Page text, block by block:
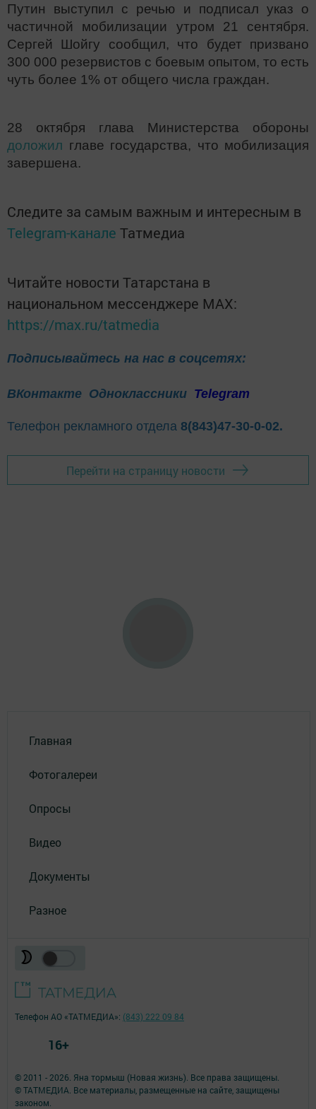
Путин выступил с речью и подписал указ о
частичной мобилизации утром 21 сентября.
Сергей Шойгу сообщил, что будет призвано
300 000 резервистов с боевым опытом, то есть
чуть более 1% от общего числа граждан.
28 октября глава Министерства обороны
доложил главе государства, что мобилизация
завершена.
Следите за самым важным и интересным в
Telegram-канале Татмедиа
Читайте новости Татарстана в
национальном мессенджере MАХ:
https://max.ru/tatmedia
Подписывайтесь на нас в соцсетях:
ВКонтакте Одноклассники Telegram
Телефон рекламного отдела 8(843)47-30-0-02.
Перейти на страницу новости
Главная
Фотогалереи
Опросы
Видео
Документы
Разное
© 2011 - 2026. Яна тормыш (Новая жизнь). Все права защищены.
© ТАТМЕДИА. Все материалы, размещенные на сайте, защищены
законом.
Телефон АО «ТАТМЕДИА»: (843) 222 09 84
16+